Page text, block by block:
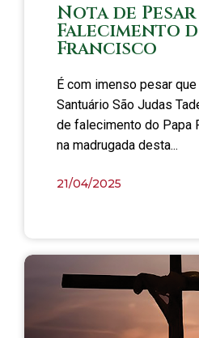
Nota de
Falecimento
Francisco
É com imenso pesar
Santuário São Judas
de falecimento do Papa
na madrugada desta...
21/04/2025